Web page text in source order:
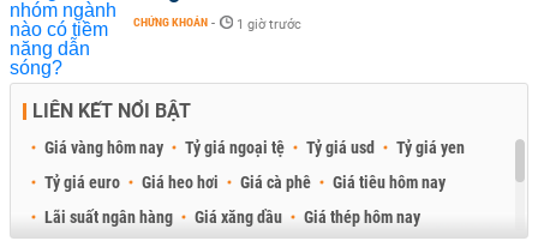
CHỨNG KHOÁN - 1 giờ trước
LIÊN KẾT NỔI BẬT
Giá vàng hôm nay Tỷ giá ngoại tệ Tỷ giá usd
Tỷ giá yen
Tỷ giá euro
Giá heo hơi Giá cà phê
Giá tiêu hôm nay
Lãi suất ngân hàng
Giá xăng dầu
Giá thép hôm nay